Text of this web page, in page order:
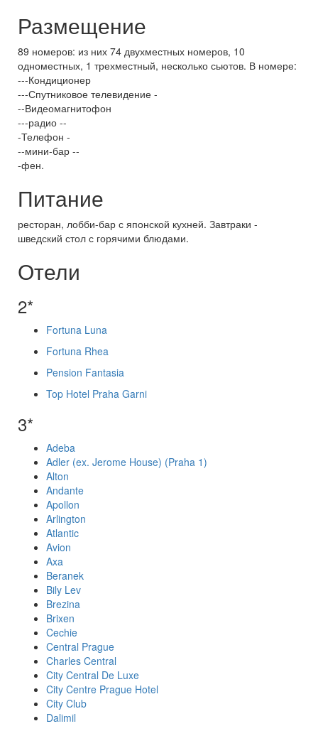
Размещение
89 номеров: из них 74 двухместных номеров, 10
одноместных, 1 трехместный, несколько сьютов. В номере:
---Кондиционер
---Спутниковое телевидение -
--Видеомагнитофон
---радио --
-Телефон -
--мини-бар --
-фен.
Питание
ресторан, лобби-бар с японской кухней. Завтраки -
шведский стол с горячими блюдами.
Отели
2*
Fortuna Luna
Fortuna Rhea
Pension Fantasia
Top Hotel Praha Garni
3*
Adeba
Adler (ex. Jerome House) (Praha 1)
Alton
Andante
Apollon
Arlington
Atlantic
Avion
Axa
Beranek
Bily Lev
Brezina
Brixen
Cechie
Central Prague
Charles Central
City Central De Luxe
City Centre Prague Hotel
City Club
Dalimil